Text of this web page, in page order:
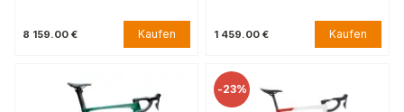
8 159.00 € Kaufen 1 459.00 € Kaufen
-23%